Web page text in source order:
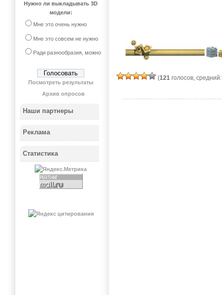
(121 голосов,
Нужно ли выкладывать 3D
модели:
Мне это очень нужно
Мне это совсем не нужно
Ради разнообразия, можно
Посмотреть результаты
Архив опросов
Наши партнеры
Реклама
Статистика